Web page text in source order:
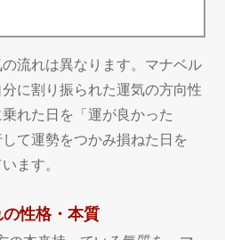
流れは異なります。マナベル
に割り振られた運気の方向性
れた日を「運が良かった
て運勢をつかみ損ねた日を
ます。
性格・本質